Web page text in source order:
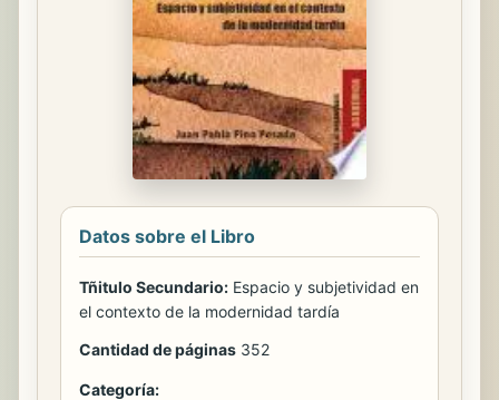
Datos sobre el Libro
Tñitulo Secundario: Espacio y subjetividad en
el contexto de la modernidad tardía
Cantidad de páginas 352
Categoría: